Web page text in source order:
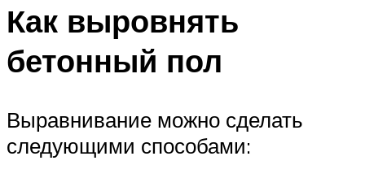
Как выровнять
бетонный пол
Выравнивание можно сделать
следующими способами: